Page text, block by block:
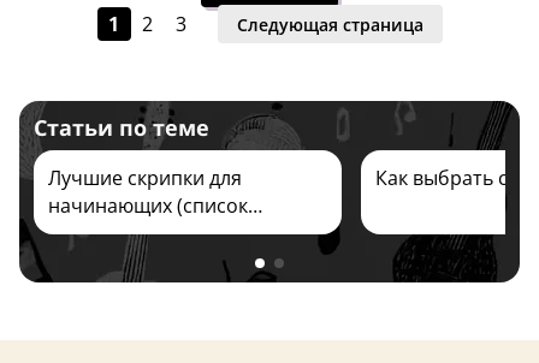
Размер – 3/4
кейс в комплекте
Размер – 3/4
11 августа
1 2 3 Следующая страница
Статьи по теме
Лучшие скрипки для
начинающих (список
брендов) 2026
Как выбрать